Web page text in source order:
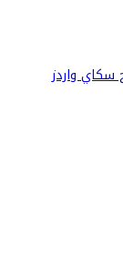
سكاي واردز